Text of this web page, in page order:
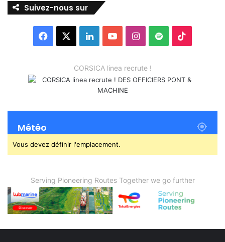
Suivez-nous sur
Facebook LinkedinYouTubeInstagram
Spotify
CORSICA linea recrute !
Météo
Vous devez définir l'emplacement.
Serving Pioneering Routes Together we go further